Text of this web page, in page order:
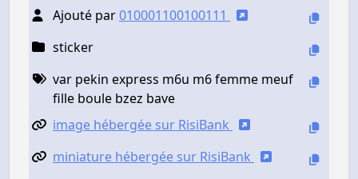
Ajouté par010001100100111
sticker
var pekin express m6u m6 femme meuf
fille boule bzez bave
image hébergée sur RisiBank
miniature hébergée sur RisiBank